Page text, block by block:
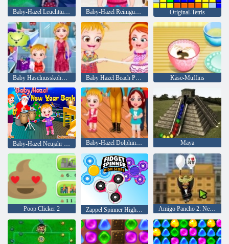
Baby-Hazel Leuchtturm Abenteuer Baby-Hazel Reinigungszeit Original-Tetris
Baby Haselnusskoholes Kleid Baby Hazel Beach Party Käse-Muffins
Baby-Hazel Dolphin-Tour Maya
Poop Clicker 2 Zappel Spinner High Score Amigo Pancho 2: New York Party